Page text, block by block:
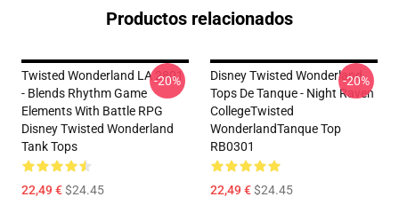
Productos relacionados
Twisted Wonderland LA 2801
- Blends Rhythm Game
Elements With Battle RPG
Disney Twisted Wonderland
Tank Tops
22,49 €$24.45
-20%
Disney Twisted Wonderland
Tops De Tanque - Night Raven
CollegeTwisted
WonderlandTanque Top
RB0301
22,49 €$24.45
-20%